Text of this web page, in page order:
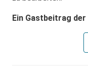
Ein Gastbeitrag der